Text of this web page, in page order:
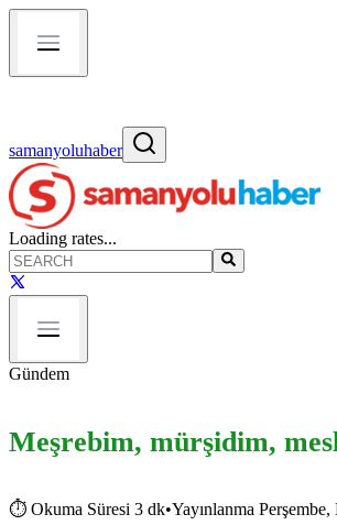
samanyoluhaber
Loading rates...
Gündem
Meşrebim, mürşidim,
⏱ Okuma Süresi 3 dk•Yayınlanma